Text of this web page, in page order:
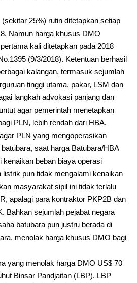
25%) rutin ditetapkan setiap
Namun harga khusus DMO
kali ditetapkan pada 2018
(9/3/2018). Ketentuan berhasil
kalangan, termasuk sejumlah
tinggi utama, pakar, LSM dan
langkah advokasi panjang dan
agar pemerintah menetapkan
PLN, lebih rendah dari HBA.
PLN yang mengoperasikan
saat harga Batubara/HBA
kenaikan beban biaya operasi
listrik pun tidak mengalami kenaikan
masyarakat sipil ini tidak terlalu
apalagi para kontraktor PKP2B dan
Bahkan sejumlah pejabat negara
batubara pun justru berada di
menolak harga khusus DMO bagi
yang menolak harga DMO US$ 70
Binsar Pandjaitan (LBP). LBP